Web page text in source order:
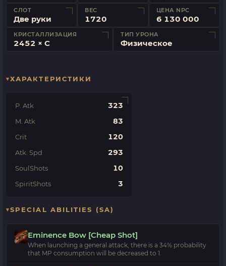
СЛОТ
Две руки
ВЕС
1720
ЦЕНА NPC
6 130 000
КРИСТАЛЛИЗАЦИЯ
2452 × C
ТИП УРОНА
Физическое
ХАРАКТЕРИСТИКИ
P. Atk 323
M. Atk 83
Crit 120
Atk. Spd 293
SoulShots 10
SpiritShots 3
SPECIAL ABILITIES (SA)
Eminence Bow [Cheap Shot]
When launching a general attack, there is a 34% probability
that MP consumption will be decreased to 1.